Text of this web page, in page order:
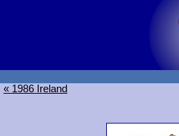
« 1986 Ireland